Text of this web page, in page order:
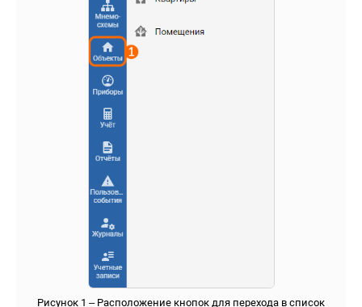
Рисунок 1 – Расположение кнопок для перехода в список